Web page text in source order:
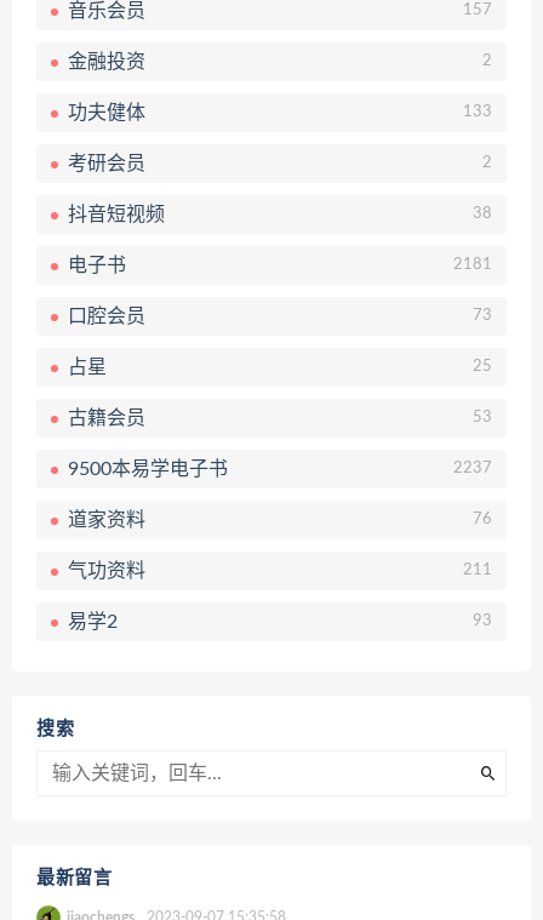
音乐会员 157
金融投资 2
功夫健体 133
考研会员 2
抖音短视频 38
电子书 2181
口腔会员 73
占星 25
古籍会员 53
9500本易学电子书 2237
道家资料 76
气功资料 211
易学2 93
搜索
最新留言